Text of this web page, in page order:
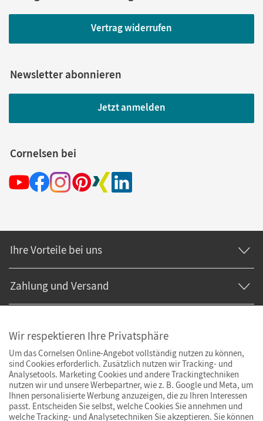
Vertrag widerrufen
Newsletter abonnieren
Jetzt anmelden
Cornelsen bei
Ihre Vorteile bei uns
Zahlung und Versand
Wir respektieren Ihre Privatsphäre
Um das Cornelsen Online-Angebot vollständig nutzen zu können,
sind Cookies erforderlich. Zusätzlich nutzen wir Tracking- und
Analysetools. Marketing Cookies und andere Trackingtechniken
nutzen wir und unsere Werbepartner, wie z. B. Google und Meta, um
Ihnen personalisierte Werbung anzuzeigen, die zu Ihren Interessen
passt. Entscheiden Sie selbst, welche Cookies Sie annehmen und
welche Tracking- und Analysetechniken Sie akzeptieren. Sie können